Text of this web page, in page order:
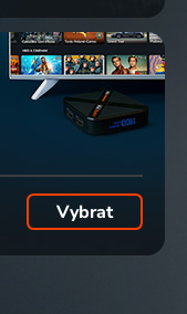
Vybrat